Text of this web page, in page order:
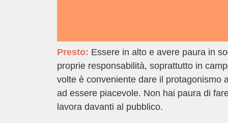
Presto: Essere in alto e avere paura in
proprie responsabilità, soprattutto in
volte è conveniente dare il protagonismo
ad essere piacevole. Non hai paura di
lavora davanti al pubblico.